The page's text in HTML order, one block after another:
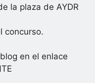
la plaza de AYDR
concurso.
en el enlace